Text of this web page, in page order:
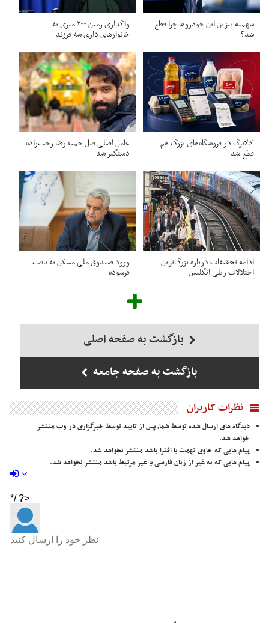
سهمیه بنزین این خودروها چرا قطع
شد؟
واگذاری زمین ۲۰۰ متری به
خانوارهای داری سه فرزند
کالابرگ در فروشگاه‌های بزرگ هم
قطع شد
عامل اصلی قتل حمیدرضا رجب‌زاده
دستگیر شد
ادامه تحقیقات درباره بزرگ‌ترین
اختلالات ریلی انگلیس
ورود صندوق ملی مسکن به بافت
فرسوده
بازگشت به صفحه اصلی
بازگشت به صفحه جامعه
نظرات کاربران
دیدگاه های ارسال شده توسط شما، پس از تایید توسط خبرگزاری در وب منتشر
خواهد شد.
پیام هایی که حاوی تهمت یا افترا باشد منتشر نخواهد شد.
پیام هایی که به غیر از زبان فارسی یا غیر مرتبط باشد منتشر نخواهد شد.